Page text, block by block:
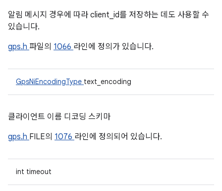
알림 메시지 경우에 따라 client_id를 저장하는 데도 사용할 수
있습니다.
gps.h 파일의 1066 라인에 정의가 있습니다.
GpsNiEncodingType text_encoding
클라이언트 이름 디코딩 스키마
gps.h FILE의 1076 라인에 정의되어 있습니다.
int timeout